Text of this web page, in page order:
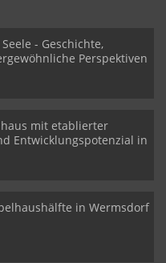
- Geschichte,
Perspektiven
mit etablierter
Entwicklungspotenzial in
in Wermsdorf